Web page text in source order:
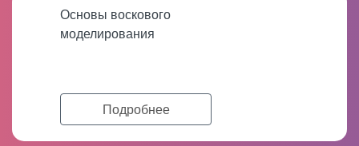
Основы воскового
моделирования
Подробнее